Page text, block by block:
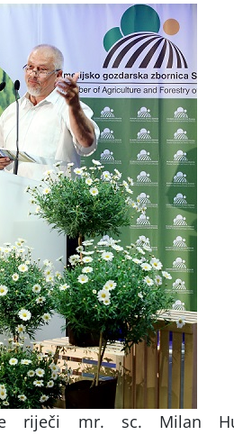
riječi mr. sc. Milan